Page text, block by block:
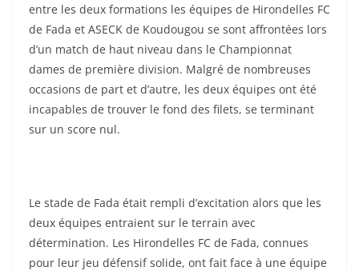
entre les deux formations les équipes de Hirondelles FC
de Fada et ASECK de Koudougou se sont affrontées lors
d’un match de haut niveau dans le Championnat
dames de première division. Malgré de nombreuses
occasions de part et d’autre, les deux équipes ont été
incapables de trouver le fond des filets, se terminant
sur un score nul.
Le stade de Fada était rempli d’excitation alors que les
deux équipes entraient sur le terrain avec
détermination. Les Hirondelles FC de Fada, connues
pour leur jeu défensif solide, ont fait face à une équipe